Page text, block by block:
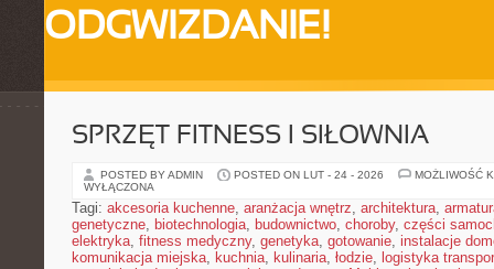
ODGWIZDANIE!
SPRZĘT FITNESS I SIŁOWNIA
POSTED BY ADMIN POSTED ON LUT - 24 - 2026
MOŻLIWOŚĆ
WYŁĄCZONA
Tagi: akcesoria kuchenne, aranżacja wnętrz, architektura,
genetyczne, biotechnologia, budownictwo, choroby, części
elektryka, fitness medyczny, genetyka, gotowanie, instalacje
komunikacja miejska, kuchnia, kulinaria, łodzie, logistyka